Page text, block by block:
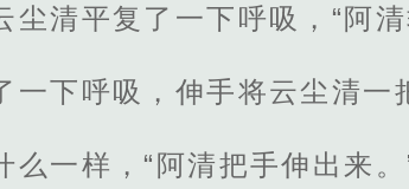
尘清平复了一下呼吸，“阿
一下呼吸，伸手将云尘清一
么一样，“阿清把手伸出来。